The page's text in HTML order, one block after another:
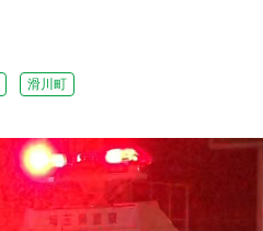
滑川町